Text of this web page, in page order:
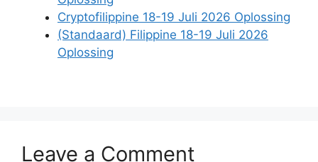
Cryptofilippine 18-19 Juli 2026 Oplossing
(Standaard) Filippine 18-19 Juli 2026
Oplossing
Leave a Comment